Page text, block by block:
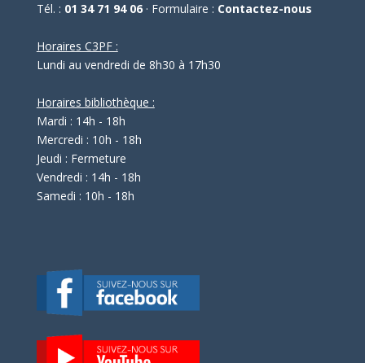
Tél. : 01 34 71 94 06· Formulaire : Contactez-nous
Horaires C3PF :
Lundi au vendredi de 8h30 à 17h30
Horaires bibliothèque :
Mardi : 14h - 18h
Mercredi : 10h - 18h
Jeudi : Fermeture
Vendredi : 14h - 18h
Samedi : 10h - 18h